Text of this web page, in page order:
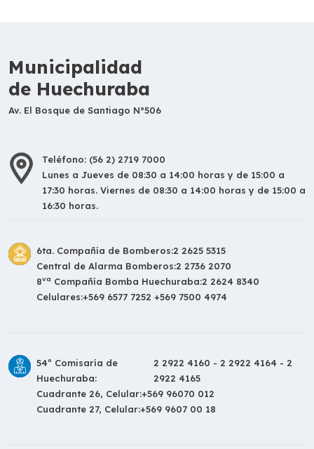
Municipalidad
de Huechuraba
Av. El Bosque de Santiago N°506
Teléfono: (56 2) 2719 7000
Lunes a Jueves de 08:30 a 14:00 horas y de 15:00 a
17:30 horas. Viernes de 08:30 a 14:00 horas y de 15:00 a
16:30 horas.
6ta. Compañía de Bomberos:2 2625 5315
Central de Alarma Bomberos:2 2736 2070
8va Compañía Bomba Huechuraba:2 2624 8340
Celulares:+569 6577 7252 +569 7500 4974
54º Comisaría de
Huechuraba:
2 2922 4160 - 2 2922 4164 - 2
2922 4165
Cuadrante 26, Celular:+569 96070 012
Cuadrante 27, Celular:+569 9607 00 18